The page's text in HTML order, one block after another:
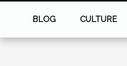
BLOG CULTURE